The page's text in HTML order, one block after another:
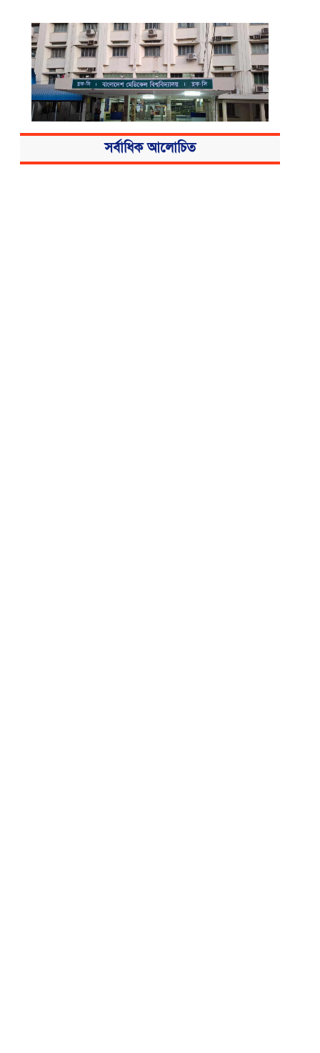
বিএসএমএমইউয়ের নতুন নাম বাংলাদেশ
সর্বাধিক আলোচিত